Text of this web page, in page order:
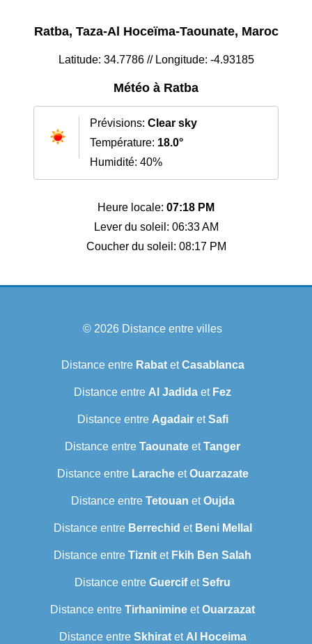
Ratba, Taza-Al Hoceïma-Taounate, Maroc
Latitude: 34.7786 // Longitude: -4.93185
Météo à Ratba
Prévisions: Clear sky
Température: 18.0°
Humidité: 40%
Heure locale: 07:18 PM
Lever du soleil: 06:33 AM
Coucher du soleil: 08:17 PM
© 2026 Distance entre villes
Distance entre RabatetCasablanca
Distance entre Al Jadida et Fez
Distance entre AgadairetSafi
Distance entre Taounate etTanger
Distance entre LaracheetOuarzazate
Distance entre Tetouan etOujda
Distance entre Berrechid et Beni Mellal
Distance entre Tiznit et Fkih Ben Salah
Distance entre GuercifetSefru
Distance entre Tirhanimine etOuarzazat
Distance entre Skhiratet Al Hoceima